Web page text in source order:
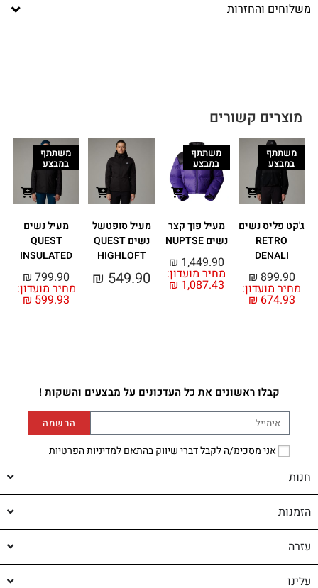
משלוחים והחזרות
מוצרים קשורים
משתתף
במבצע
ג'קט פליס נשים
RETRO
DENALI
מחיר מועדון:
₪ 674.93
₪ 899.90
משתתף
במבצע
מעיל פוך קצר
נשים NUPTSE
מחיר מועדון:
₪ 1,087.43
₪ 1,449.90
מעיל סופטשל
נשים QUEST
HIGHLOFT
₪ 549.90
משתתף
במבצע
מעיל נשים
QUEST
INSULATED
מחיר מועדון:
₪ 599.93
₪ 799.90
קבלו ראשונים את כל העדכונים על מבצעים והשקות !
אני מסכימ/ה לקבל דברי שיווק בהתאםלמדיניות הפרטיות
הרשמה
חנות
הזמנות
עזרה
עלינו